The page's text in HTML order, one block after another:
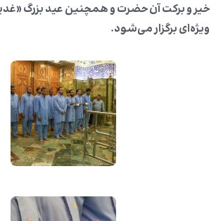
خیر و برکت آن حضرت و همچنین عید بزرگ
ویژه‌ای برگزار می‌شود.